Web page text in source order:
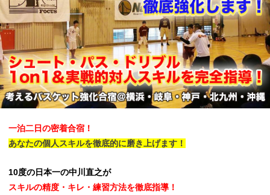
一泊二日の密着合宿！
あなたの個人スキルを徹底的に磨き上げます！
10度の日本一の中川直之が
スキルの精度・キレ・練習方法を徹底指導！